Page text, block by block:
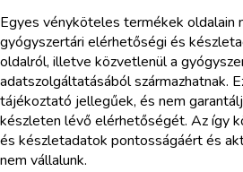
Egyes vényköteles termékek
gyógyszertári elérhetőségi és
oldalról, illetve közvetlenül a
adatszolgáltatásából származhatnak.
tájékoztató jellegűek, és nem
készleten lévő elérhetőségét. Az így
és készletadatok pontosságáért és
nem vállalunk.